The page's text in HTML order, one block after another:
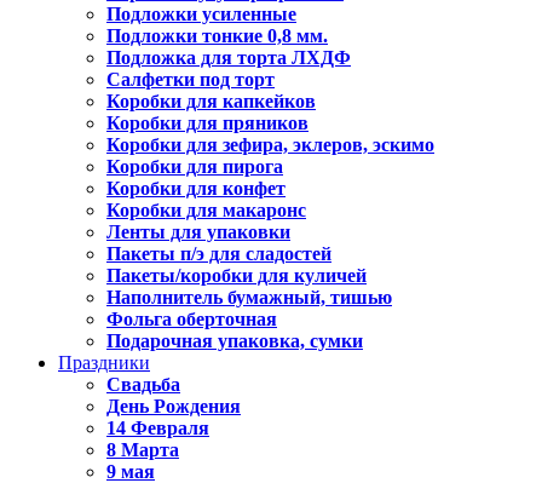
Подложки усиленные
Подложки тонкие 0,8 мм.
Подложка для торта ЛХДФ
Салфетки под торт
Коробки для капкейков
Коробки для пряников
Коробки для зефира, эклеров, эскимо
Коробки для пирога
Коробки для конфет
Коробки для макаронс
Ленты для упаковки
Пакеты п/э для сладостей
Пакеты/коробки для куличей
Наполнитель бумажный, тишью
Фольга оберточная
Подарочная упаковка, сумки
Праздники
Свадьба
День Рождения
14 Февраля
8 Марта
9 мая